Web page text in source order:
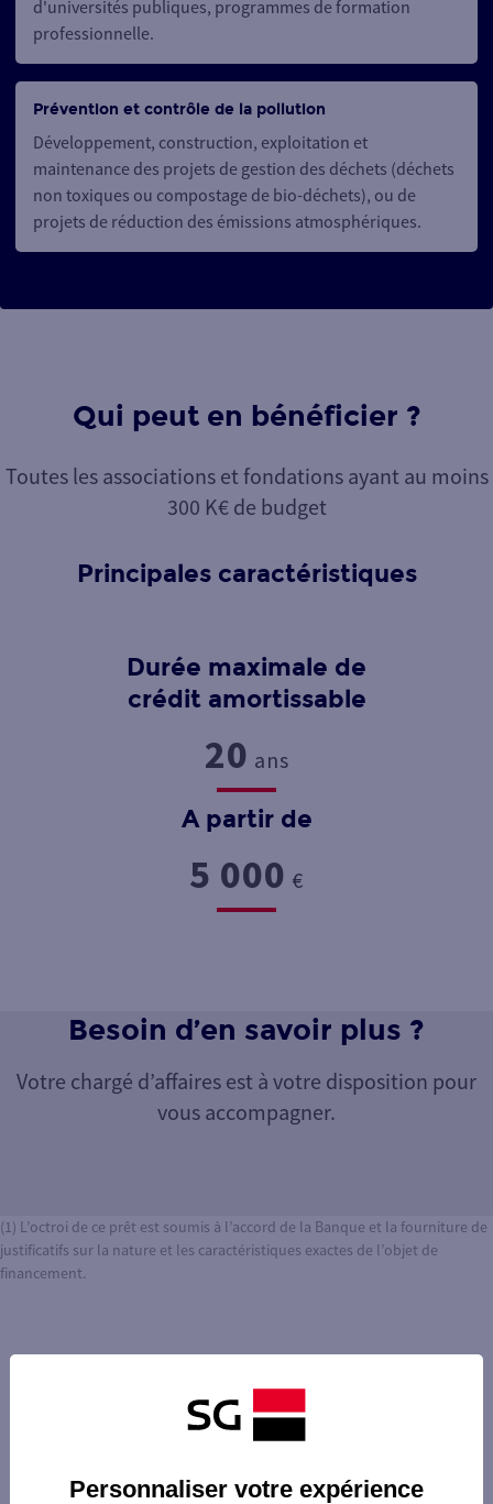
d'universités publiques, programmes de formation
professionnelle.
Prévention et contrôle de la pollution
Développement, construction, exploitation et
maintenance des projets de gestion des déchets (déchets
non toxiques ou compostage de bio-déchets), ou de
projets de réduction des émissions atmosphériques.
Qui peut en bénéficier ?
Toutes les associations et fondations ayant au moins
300 K€ de budget
Principales caractéristiques
Durée maximale de
crédit amortissable
20 ans
A partir de
5 000 €
Besoin d’en savoir plus ?
Votre chargé d’affaires est à votre disposition pour
vous accompagner.
(1) L’octroi de ce prêt est soumis à l’accord de la Banque et la fourniture de
justificatifs sur la nature et les caractéristiques exactes de l’objet de
financement.
Personnaliser votre expérience